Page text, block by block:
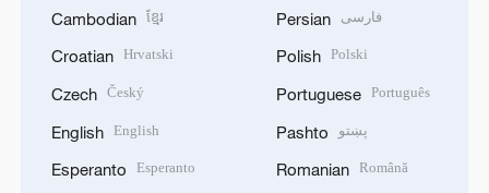
Cambodian ខ្មែរ
Croatian Hrvatski
Czech Český
English English
Esperanto Esperanto
Persian فارسی
Polish Polski
Portuguese Português
Pashto پښتو
Romanian Română